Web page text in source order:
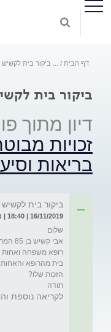
דף הבית ביקור בית
ביקור בית
דיון מתוך
זכויות
בריאות
ביקור בית
16/11/2019 | 18:40 | מאת: שרה
אבי
רופא משפחה ואחות
בית מהרופא
תודה
לקריאה נוספת